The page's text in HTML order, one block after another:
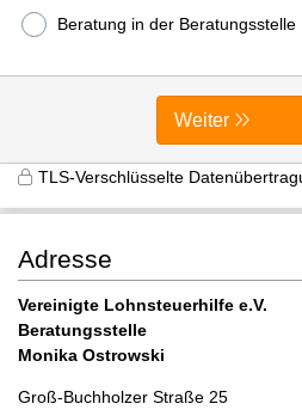
Beratung in der Beratungsstelle
Weiter
TLS-Verschlüsselte
Adresse
Vereinigte Lohnsteuerhilfe e.V.
Beratungsstelle
Monika Ostrowski
Groß-Buchholzer Straße 25